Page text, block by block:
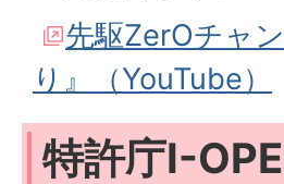
先駆ZerOチャ
り』（YouTube）
特許庁I-